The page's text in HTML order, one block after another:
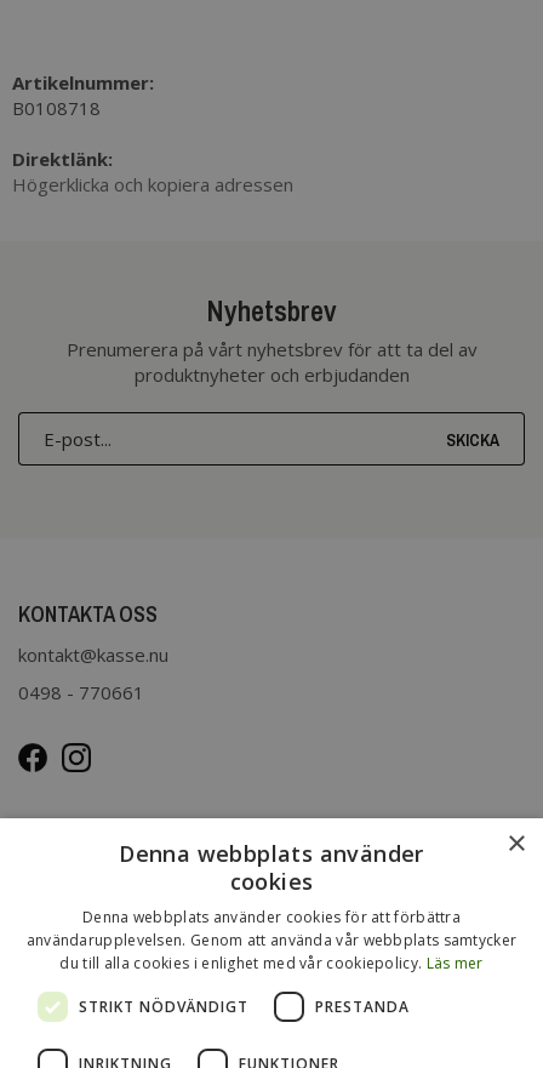
Artikelnummer:
B0108718
Direktlänk:
Högerklicka och kopiera adressen
Nyhetsbrev
Prenumerera på vårt nyhetsbrev för att ta del av
produktnyheter och erbjudanden
SKICKA
KONTAKTA OSS
kontakt@kasse.nu
0498 - 770661
Kasse.nu drivs och ägs av Immenco AB i Visby, Gotland.
Immenco AB har sedan 1979 bedrivit grossistförsäljning av
förpackningar, presentartiklar, vykort m.m. Mer om vårt
övriga sortiment finns
påwww.gotlandsgrossisten.seoch
×
Denna webbplats använder
cookies
Denna webbplats använder cookies för att förbättra
användarupplevelsen. Genom att använda vår webbplats samtycker
du till alla cookies i enlighet med vår cookiepolicy. Läs mer
STRIKT NÖDVÄNDIGT PRESTANDA
INRIKTNING FUNKTIONER